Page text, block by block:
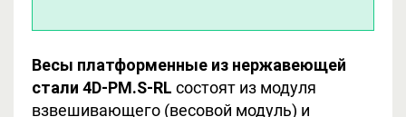
Весы платформенные из нержавеющей
стали 4D-PM.S-RL состоят из модуля
взвешивающего (весовой модуль) и